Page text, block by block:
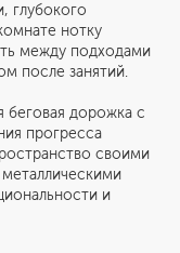
глубокого
нотку
между подходами
после занятий.
беговая дорожка с
прогресса
своими
и